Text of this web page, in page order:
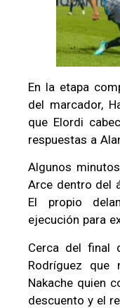
En la etapa
del marcador,
que Elordi
respuestas a
Algunos
Arce dentro del
El propio
ejecución para
Cerca del final
Rodríguez
Nakache quien
descuento y el